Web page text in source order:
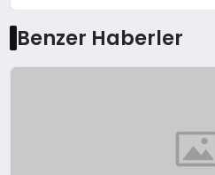
Benzer Haberler